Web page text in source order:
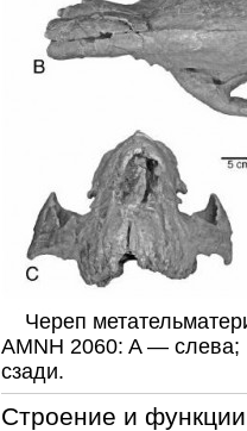
Череп
AMNH 2060: A —
сзади.
Строение и функции